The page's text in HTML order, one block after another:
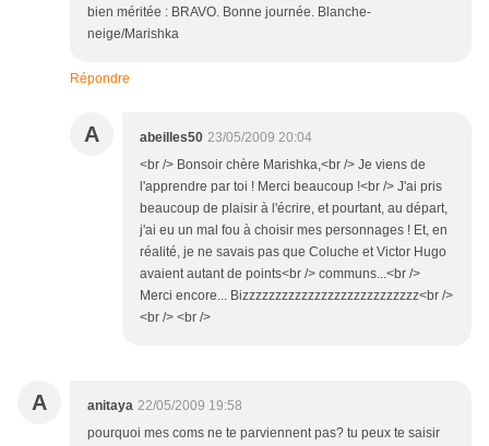
bien méritée : BRAVO. Bonne journée. Blanche-
neige/Marishka
Répondre
A abeilles50 23/05/2009 20:04
<br /> Bonsoir chère Marishka,<br /> Je viens de
l'apprendre par toi ! Merci beaucoup !<br /> J'ai pris
beaucoup de plaisir à l'écrire, et pourtant, au départ,
j'ai eu un mal fou à choisir mes personnages ! Et, en
réalité, je ne savais pas que Coluche et Victor Hugo
avaient autant de points<br /> communs...<br />
Merci encore... Bizzzzzzzzzzzzzzzzzzzzzzzzzzz<br />
<br /> <br />
A anitaya 22/05/2009 19:58
pourquoi mes coms ne te parviennent pas? tu peux te saisir